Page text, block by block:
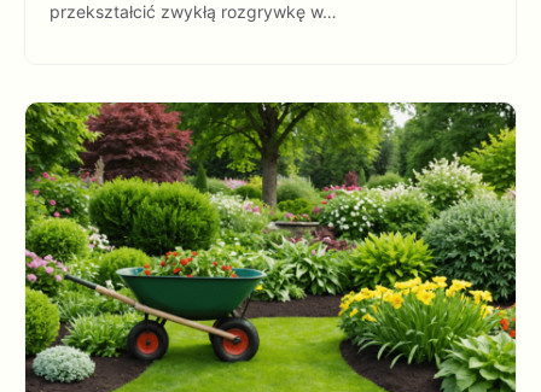
przekształcić zwykłą rozgrywkę w…